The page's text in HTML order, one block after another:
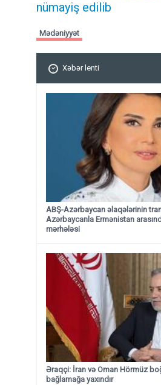
nümayiş edilib
Mədəniyyət
Xəbər lenti
ABŞ-Azərbaycan əlaqələrinin
Azərbaycanla Ermənistan
mərhələsi
Əraqçi: İran və Oman Hörmüz
bağlamağa yaxındır